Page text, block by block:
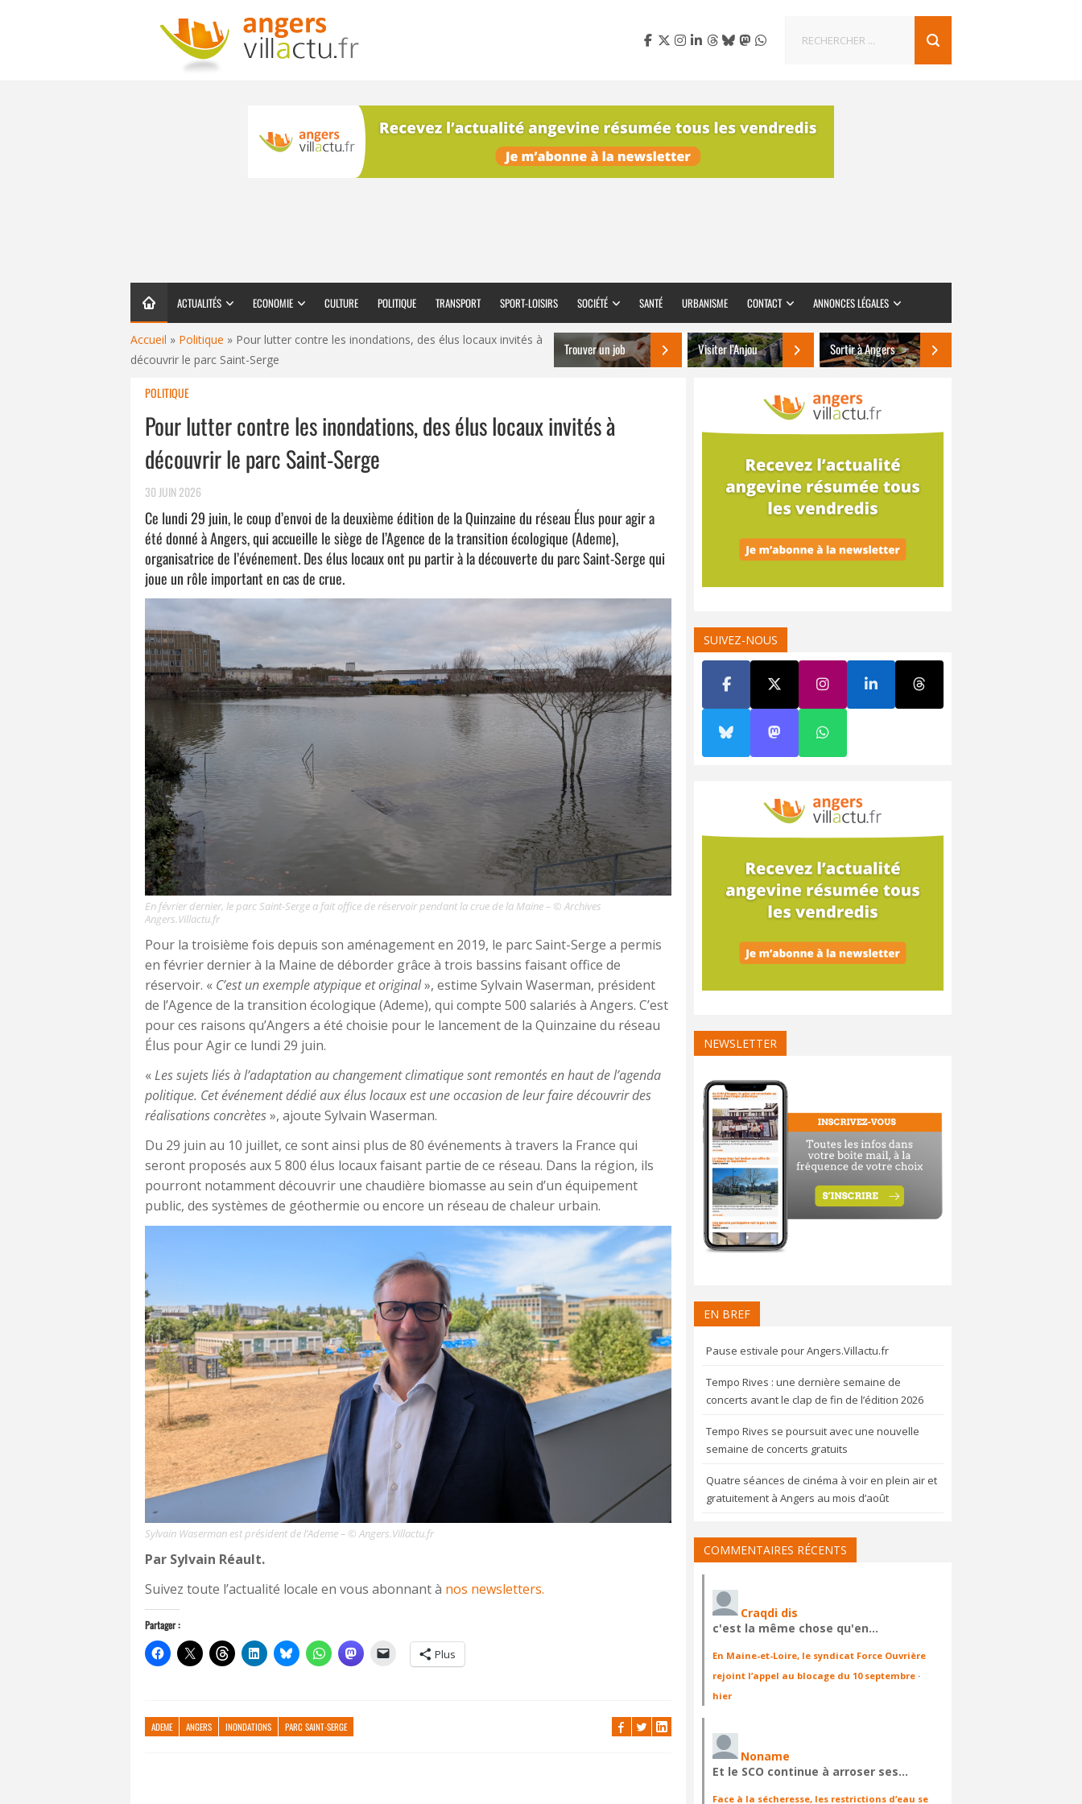
ACTUALITÉS ECONOMIE CULTURE POLITIQUE TRANSPORT SPORT-LOISIRS SOCIÉTÉ SANTÉ URBANISME CONTACT ANNONCES LÉGALES
Accueil » Politique » Pour lutter contre les inondations, des élus locaux invités à
découvrir le parc Saint-Serge
Trouver un job Visiter l’Anjou Sortir à Angers
POLITIQUE
Pour lutter contre les inondations, des élus locaux invités à
découvrir le parc Saint-Serge
30 JUIN 2026
Ce lundi 29 juin, le coup d’envoi de la deuxième édition de la Quinzaine du réseau Élus pour agir a
été donné à Angers, qui accueille le siège de l’Agence de la transition écologique (Ademe),
organisatrice de l’événement. Des élus locaux ont pu partir à la découverte du parc Saint-Serge qui
joue un rôle important en cas de crue.
En février dernier, le parc Saint-Serge a fait office de réservoir pendant la crue de la Maine – © Archives
Angers.Villactu.fr
Pour la troisième fois depuis son aménagement en 2019, le parc Saint-Serge a permis
en février dernier à la Maine de déborder grâce à trois bassins faisant office de
réservoir. « C’est un exemple atypique et original», estime Sylvain Waserman, président
de l’Agence de la transition écologique (Ademe), qui compte 500 salariés à Angers. C’est
pour ces raisons qu’Angers a été choisie pour le lancement de la Quinzaine du réseau
Élus pour Agir ce lundi 29 juin.
«Les sujets liés à l’adaptation au changement climatique sont remontés en haut de l’agenda
politique. Cet événement dédié aux élus locaux est une occasion de leur faire découvrir des
réalisations concrètes», ajoute Sylvain Waserman.
Du 29 juin au 10 juillet, ce sont ainsi plus de 80 événements à travers la France qui
seront proposés aux 5 800 élus locaux faisant partie de ce réseau. Dans la région, ils
pourront notamment découvrir une chaudière biomasse au sein d’un équipement
public, des systèmes de géothermie ou encore un réseau de chaleur urbain.
Sylvain Waserman est président de l’Ademe – © Angers.Villactu.fr
Par Sylvain Réault.
Suivez toute l’actualité locale en vous abonnant à nos newsletters.
Partager :
Plus
ADEME ANGERS INONDATIONS PARC SAINT-SERGE
SUIVEZ-NOUS
NEWSLETTER
EN BREF
Pause estivale pour Angers.Villactu.fr
Tempo Rives : une dernière semaine de
concerts avant le clap de fin de l’édition 2026
Tempo Rives se poursuit avec une nouvelle
semaine de concerts gratuits
Quatre séances de cinéma à voir en plein air et
gratuitement à Angers au mois d’août
COMMENTAIRES RÉCENTS
Craqdi dis
c'est la même chose qu'en…
En Maine-et-Loire, le syndicat Force Ouvrière
rejoint l’appel au blocage du 10 septembre ·
hier
Noname
Et le SCO continue à arroser ses…
Face à la sécheresse, les restrictions d’eau se